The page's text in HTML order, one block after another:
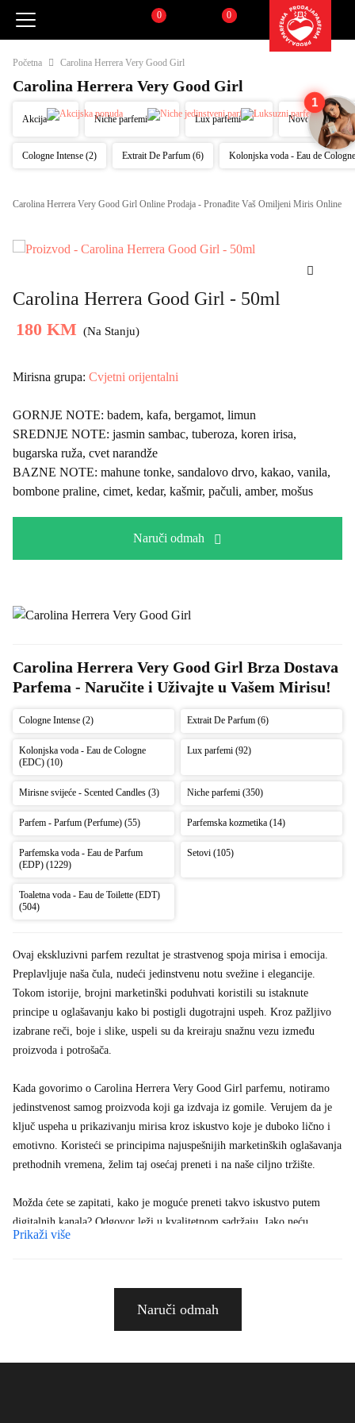
0 Korpa
0
Početna Carolina Herrera Very Good Girl
Carolina Herrera Very Good Girl
Akcija Niche parfemi Lux parfemi Novo
Cologne Intense (2) Extrait De Parfum (6) Kolonjska voda - Eau de
Carolina Herrera Very Good Girl Online Prodaja - Pronađite Vaš Omiljeni Miris Online
Carolina Herrera Good Girl - 50ml
180 KM (Na Stanju)
Mirisna grupa: Cvjetni orijentalni
GORNJE NOTE: badem, kafa, bergamot, limun
SREDNJE NOTE: jasmin sambac, tuberoza, koren irisa,
bugarska ruža, cvet narandže
BAZNE NOTE: mahune tonke, sandalovo drvo, kakao, vanila,
bombone praline, cimet, kedar, kašmir, pačuli, amber, mošus
Naruči odmah
Carolina Herrera Very Good Girl Brza Dostava
Parfema - Naručite i Uživajte u Vašem Mirisu!
Cologne Intense (2) Extrait De Parfum (6)
Kolonjska voda - Eau de Cologne
(EDC) (10)
Lux parfemi (92)
Mirisne svijeće - Scented Candles (3) Niche parfemi (350)
Parfem - Parfum (Perfume) (55) Parfemska kozmetika (14)
Parfemska voda - Eau de Parfum
(EDP) (1229)
Setovi (105)
Toaletna voda - Eau de Toilette (EDT)
(504)
Ovaj ekskluzivni parfem rezultat je strastvenog spoja mirisa i emocija.
Preplavljuje naša čula, nudeći jedinstvenu notu svežine i elegancije.
Tokom istorije, brojni marketinški poduhvati koristili su istaknute
principe u oglašavanju kako bi postigli dugotrajni uspeh. Kroz pažljivo
izabrane reči, boje i slike, uspeli su da kreiraju snažnu vezu između
proizvoda i potrošača.
Kada govorimo o Carolina Herrera Very Good Girl parfemu, notiramo
jedinstvenost samog proizvoda koji ga izdvaja iz gomile. Verujem da je
ključ uspeha u prikazivanju mirisa kroz iskustvo koje je duboko lično i
emotivno. Koristeći se principima najuspešnijih marketinških oglašavanja
prethodnih vremena, želim taj osećaj preneti i na naše ciljno tržište.
Možda ćete se zapitati, kako je moguće preneti takvo iskustvo putem
digitalnih kanala? Odgovor leži u kvalitetnom sadržaju. Iako neću
pominjati optimizaciju za pretraživače ili posebne marketinške strategije,
napisan tako da prepozna i poštuje potrebe naših potrošača.
Prikaži više
Naruči odmah
1